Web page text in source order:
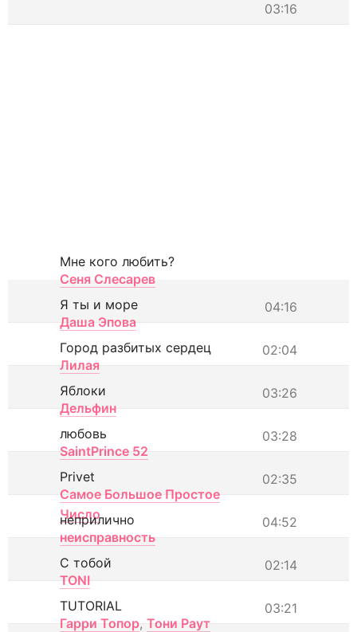
03:16
Мне кого любить?
Сеня Слесарев
04:16
Я ты и море
Даша Эпова
02:04
Город разбитых сердец
Лилая
03:26
Яблоки
Дельфин
03:28
любовь
SaintPrince 52
02:35
Privet
Самое Большое Простое
Число
04:52
неприлично
неисправность
02:14
С тобой
TONI
03:21
TUTORIAL
Гарри Топор, Тони Раут